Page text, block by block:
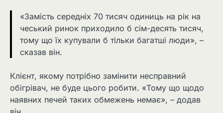
«Замість середніх 70 тисяч одиниць на рік на
чеський ринок приходило б сім-десять тисяч,
тому що їх купували б тільки багатші люди», –
сказав він.
Клієнт, якому потрібно замінити несправний
обігрівач, не буде цього робити. «Тому що щодо
наявних печей таких обмежень немає», – додав